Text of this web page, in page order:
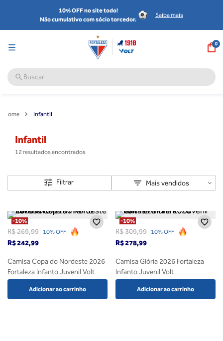
10% OFF no site todo!
Não cumulativo com sócio torcedor.
Saiba mais
0
Buscar
Infantil
Infantil
12
Mais vendidos
Filtrar
-10%
R$269,99 10%OFF
R$242,99
Camisa Copa do Nordeste 2026
Fortaleza Infanto Juvenil Volt
Adicionar ao carrinho
-10%
R$309,99 10%OFF
R$278,99
Camisa Glória 2026 Fortaleza
Infanto Juvenil Volt
Adicionar ao carrinho